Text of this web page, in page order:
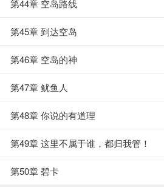
第44章 空岛路线
第45章 到达空岛
第46章 空岛的神
第47章 鱿鱼人
第48章 你说的有道理
第49章 这里不属于谁，都归我管！
第50章 碧卡